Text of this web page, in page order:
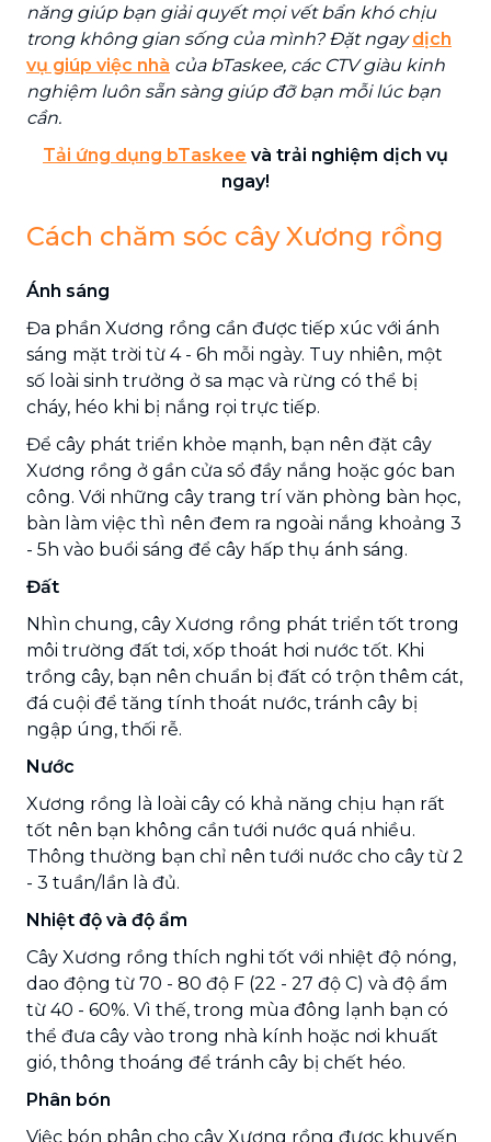
năng giúp bạn giải quyết mọi vết bẩn khó chịu
trong không gian sống của mình? Đặt ngaydịch
vụ giúp việc nhà của bTaskee, các CTV giàu kinh
nghiệm luôn sẵn sàng giúp đỡ bạn mỗi lúc bạn
cần.
Tải ứng dụng bTaskee và trải nghiệm dịch vụ
ngay!
Cách chăm sóc cây Xương rồng
Ánh sáng
Đa phần Xương rồng cần được tiếp xúc với ánh
sáng mặt trời từ 4 - 6h mỗi ngày. Tuy nhiên, một
số loài sinh trưởng ở sa mạc và rừng có thể bị
cháy, héo khi bị nắng rọi trực tiếp.
Để cây phát triển khỏe mạnh, bạn nên đặt cây
Xương rồng ở gần cửa sổ đầy nắng hoặc góc ban
công. Với những cây trang trí văn phòng bàn học,
bàn làm việc thì nên đem ra ngoài nắng khoảng 3
- 5h vào buổi sáng để cây hấp thụ ánh sáng.
Đất
Nhìn chung, cây Xương rồng phát triển tốt trong
môi trường đất tơi, xốp thoát hơi nước tốt. Khi
trồng cây, bạn nên chuẩn bị đất có trộn thêm cát,
đá cuội để tăng tính thoát nước, tránh cây bị
ngập úng, thối rễ.
Nước
Xương rồng là loài cây có khả năng chịu hạn rất
tốt nên bạn không cần tưới nước quá nhiều.
Thông thường bạn chỉ nên tưới nước cho cây từ 2
- 3 tuần/lần là đủ.
Nhiệt độ và độ ẩm
Cây Xương rồng thích nghi tốt với nhiệt độ nóng,
dao động từ 70 - 80 độ F (22 - 27 độ C) và độ ẩm
từ 40 - 60%. Vì thế, trong mùa đông lạnh bạn có
thể đưa cây vào trong nhà kính hoặc nơi khuất
gió, thông thoáng để tránh cây bị chết héo.
Phân bón
Việc bón phân cho cây Xương rồng được khuyến